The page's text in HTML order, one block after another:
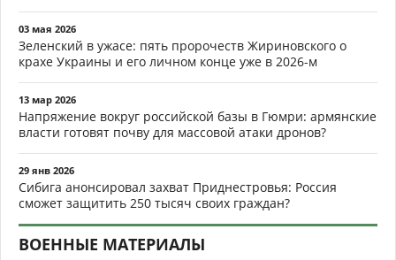
03 мая 2026
Зеленский в ужасе: пять пророчеств Жириновского о
крахе Украины и его личном конце уже в 2026-м
13 мар 2026
Напряжение вокруг российской базы в Гюмри: армянские
власти готовят почву для массовой атаки дронов?
29 янв 2026
Сибига анонсировал захват Приднестровья: Россия
сможет защитить 250 тысяч своих граждан?
ВОЕННЫЕ МАТЕРИАЛЫ